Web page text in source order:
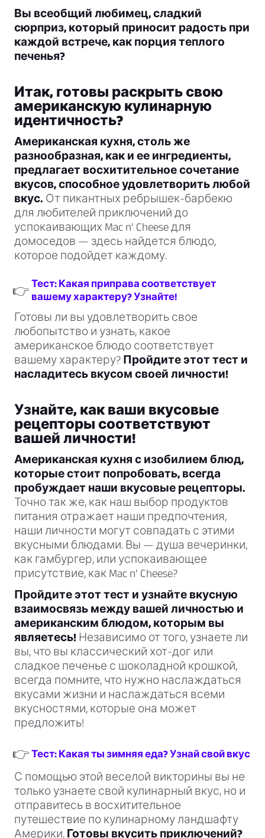
Вы всеобщий любимец, сладкий
сюрприз, который приносит радость при
каждой встрече, как порция теплого
печенья?
Итак, готовы раскрыть свою
американскую кулинарную
идентичность?
Американская кухня, столь же
разнообразная, как и ее ингредиенты,
предлагает восхитительное сочетание
вкусов, способное удовлетворить любой
вкус. От пикантных ребрышек-барбекю
для любителей приключений до
успокаивающих Mac n’ Cheese для
домоседов — здесь найдется блюдо,
которое подойдет каждому.
👉 Тест: Какая приправа соответствует
вашему характеру? Узнайте!
Готовы ли вы удовлетворить свое
любопытство и узнать, какое
американское блюдо соответствует
вашему характеру? Пройдите этот тест и
насладитесь вкусом своей личности!
Узнайте, как ваши вкусовые
рецепторы соответствуют
вашей личности!
Американская кухня с изобилием блюд,
которые стоит попробовать, всегда
пробуждает наши вкусовые рецепторы.
Точно так же, как наш выбор продуктов
питания отражает наши предпочтения,
наши личности могут совпадать с этими
вкусными блюдами. Вы — душа вечеринки,
как гамбургер, или успокаивающее
присутствие, как Mac n’ Cheese?
Пройдите этот тест и узнайте вкусную
взаимосвязь между вашей личностью и
американским блюдом, которым вы
являетесь! Независимо от того, узнаете ли
вы, что вы классический хот-дог или
сладкое печенье с шоколадной крошкой,
всегда помните, что нужно наслаждаться
вкусами жизни и наслаждаться всеми
вкусностями, которые она может
предложить!
👉 Тест: Какая ты зимняя еда? Узнай свой вкус
С помощью этой веселой викторины вы не
только узнаете свой кулинарный вкус, но и
отправитесь в восхитительное
путешествие по кулинарному ландшафту
Америки. Готовы вкусить приключений?